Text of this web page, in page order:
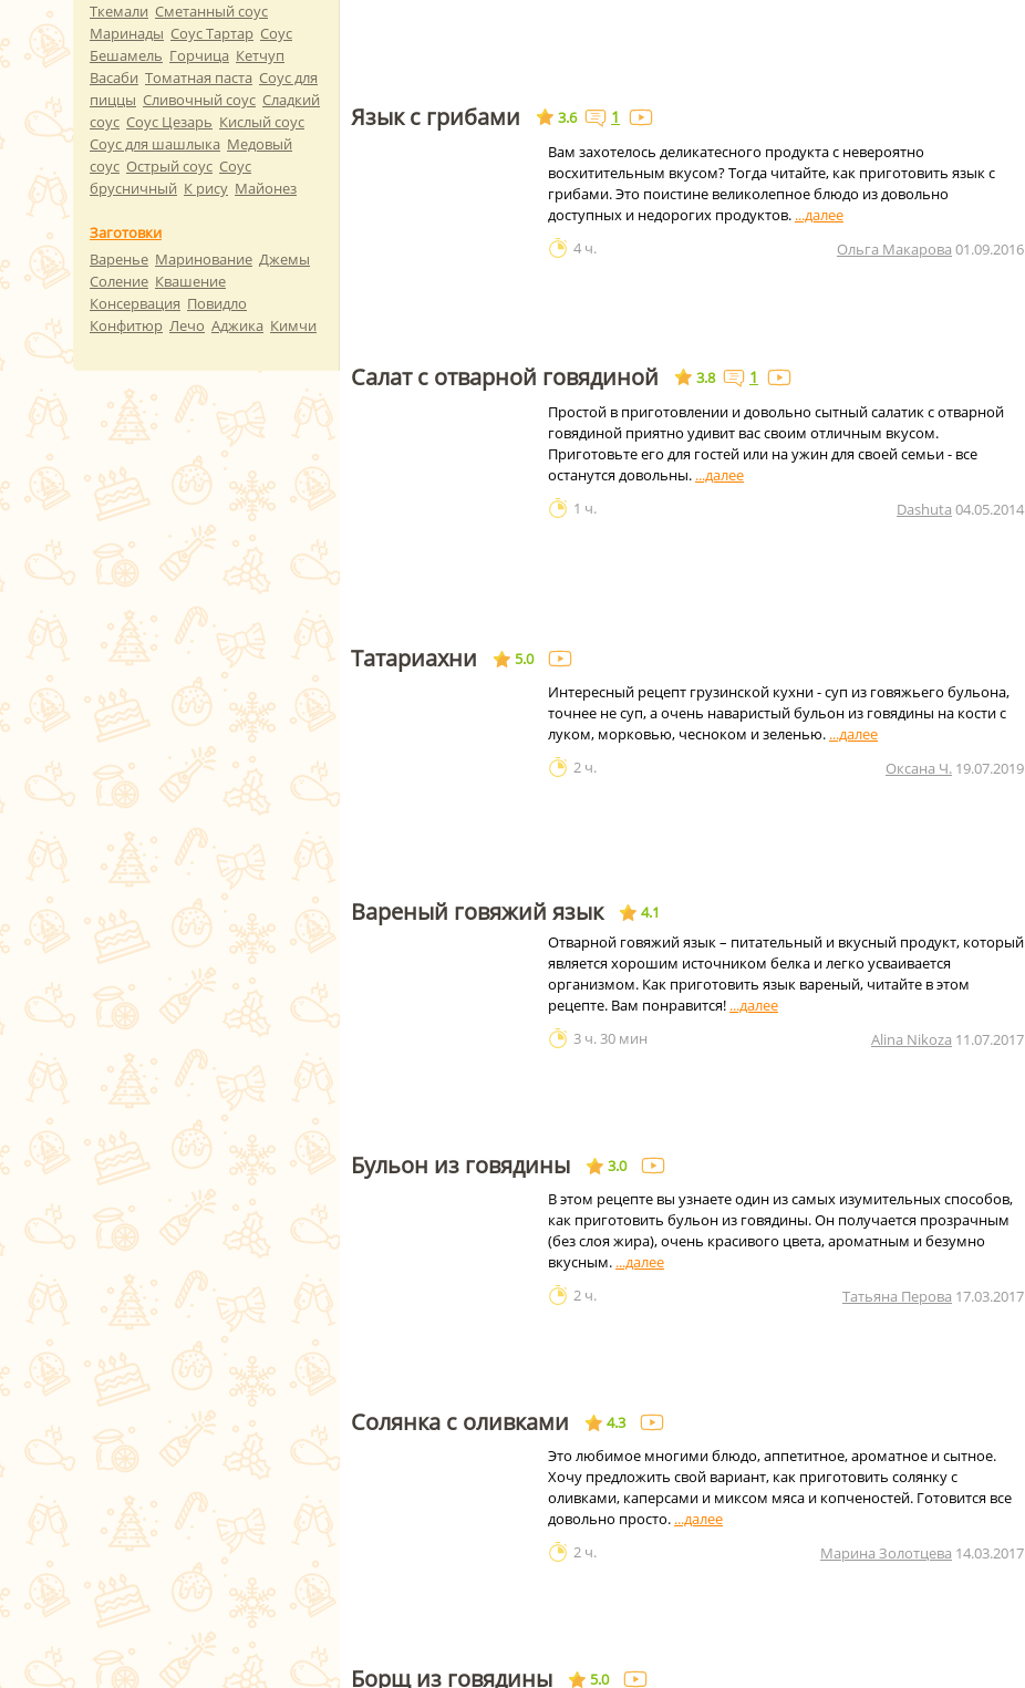
Язык с грибами 3.6 1
Вам захотелось деликатесного продукта с невероятно
восхитительным вкусом? Тогда читайте, как приготовить язык с
грибами. Это поистине великолепное блюдо из довольно
доступных и недорогих продуктов.
4 ч.
Ольга Макарова 01.09.2016
Салат с отварной говядиной 3.8 1
Простой в приготовлении и довольно сытный салатик с отварной
говядиной приятно удивит вас своим отличным вкусом.
Приготовьте его для гостей или на ужин для своей семьи - все
останутся довольны.
1 ч.
Dashuta 04.05.2014
Татариахни
5.0
Интересный рецепт грузинской кухни - суп из говяжьего бульона,
точнее не суп, а очень наваристый бульон из говядины на кости с
луком, морковью, чесноком и зеленью.
2 ч.
Оксана Ч. 19.07.2019
Вареный говяжий язык
4.1
Отварной говяжий язык – питательный и вкусный продукт, который
является хорошим источником белка и легко усваивается
организмом. Как приготовить язык вареный, читайте в этом
рецепте. Вам понравится!
3 ч. 30 мин
Alina Nikoza 11.07.2017
Бульон из говядины
3.0
В этом рецепте вы узнаете один из самых изумительных способов,
как приготовить бульон из говядины. Он получается прозрачным
(без слоя жира), очень красивого цвета, ароматным и безумно
вкусным.
2 ч.
Татьяна Перова 17.03.2017
Солянка с оливками
4.3
Это любимое многими блюдо, аппетитное, ароматное и сытное.
Хочу предложить свой вариант, как приготовить солянку с
оливками, каперсами и миксом мяса и копченостей. Готовится все
довольно просто.
2 ч.
Марина Золотцева 14.03.2017
Борщ из говядины 5.0
Ткемали Сметанный соус
Маринады Соус Тартар Соус
Бешамель Горчица Кетчуп
Васаби Томатная паста Соус для
пиццы Сливочный соус Сладкий
соус Соус Цезарь Кислый соус
Соус для шашлыка Медовый
соус Острый соус Соус
брусничный К рису Майонез
Заготовки
Варенье Маринование Джемы
Соление Квашение
Консервация Повидло
Конфитюр Лечо Аджика Кимчи